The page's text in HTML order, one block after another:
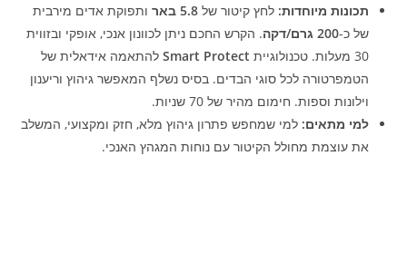
תכונות מיוחדות: לחץ קיטור של5.8 באר
ותפוקת אדים מירבית
של כ-200 גרם/דקה
. הקרש החכם ניתן לכוונון אנכי, אופקי ובזווית
30 מעלות. טכנולוגיית
Smart Protect להתאמה אידאלית של
הטמפרטורה לכל סוגי הבדים. בסיס נשלף המאפשר גיהוץ וריענון
וילונות וספות. חימום מהיר של 70 שניות.
למי מתאים: למי שמחפש פתרון גיהוץ מלא, חזק ומקצועי, המשלב
את עוצמת מחולל הקיטור עם נוחות המגהץ האנכי.